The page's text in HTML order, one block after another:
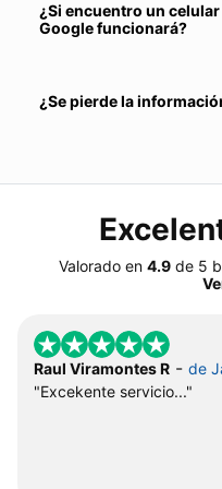
¿Si encuentro un
Google funcionará?
¿Se pierde la
Valorado en 4.9 de 5
Raul Viramontes R - de
"Excekente servicio..."